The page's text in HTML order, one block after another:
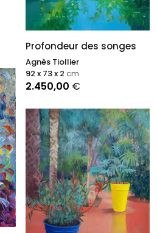
Profondeur des songes
Agnès Tiollier
2.450,00 €
92 x 73 x 2 cm